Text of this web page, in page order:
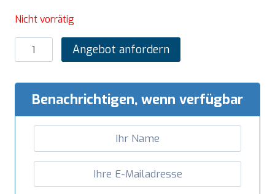
Nicht vorrätig
SARO
Salatbar
PREMIUM
Angebot anfordern
Benachrichtigen, wenn verfügbar